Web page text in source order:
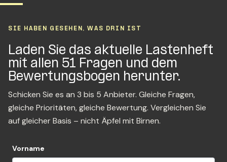
SIE HABEN GESEHEN, WAS DRIN IST
Laden Sie das aktuelle Lastenheft
mit allen 51 Fragen und dem
Bewertungsbogen herunter.
Schicken Sie es an 3 bis 5 Anbieter. Gleiche Fragen,
gleiche Prioritäten, gleiche Bewertung. Vergleichen Sie
auf gleicher Basis – nicht Äpfel mit Birnen.
Vorname